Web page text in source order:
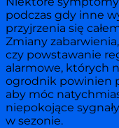
podczas gdy inne
przyjrzenia się
Zmiany
czy powstawanie
alarmowe, których
ogrodnik powinien
aby móc
niepokojące
w sezonie.